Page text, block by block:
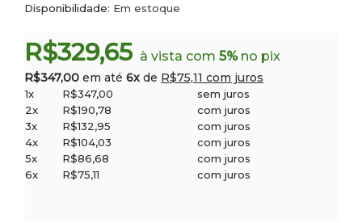
Disponibilidade: Em estoque
R$329,65 à vista com 5%no pix
R$347,00 em até 6x de R$75,11 com juros
1x R$347,00
sem juros
2x
R$190,78
com juros
3x
R$132,95
com juros
4x
R$104,03
com juros
5x
R$86,68
com juros
6x
R$75,11 com juros